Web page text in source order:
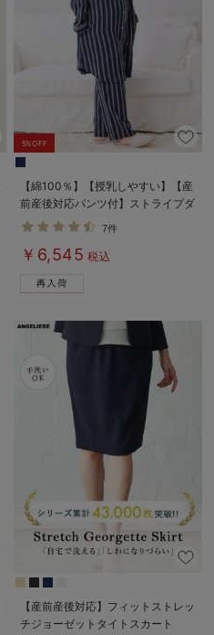
5%OFF
【綿100％】【授乳しやすい】【産
前産後対応パンツ付】ストライプダ
ブルガーゼパジャマ
7件
￥6,545 税込
【産前産後対応】フィットストレッ
チジョーゼットタイトスカート